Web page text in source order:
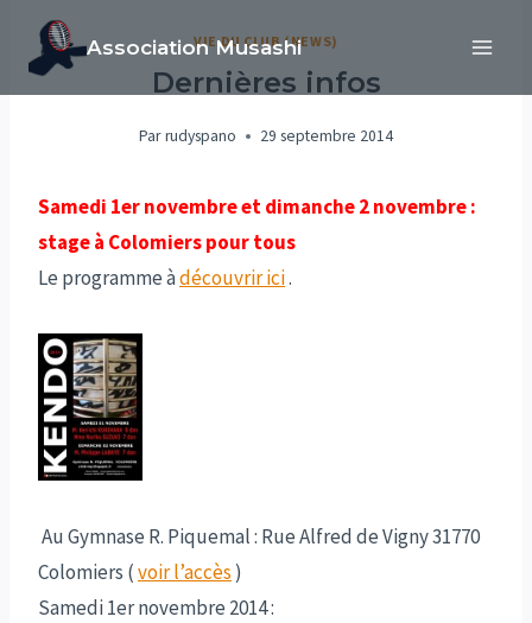
Association Musashi
VIE DU CLUB (NEWS)
Dernières infos
Par rudyspano 29 septembre 2014
Samedi 1er novembre et dimanche 2 novembre :
stage à Colomiers pour tous
Le programme àdécouvrir ici.
Au Gymnase R. Piquemal : Rue Alfred de Vigny 31770
Colomiers (voir l’accès )
Samedi 1er novembre 2014 :